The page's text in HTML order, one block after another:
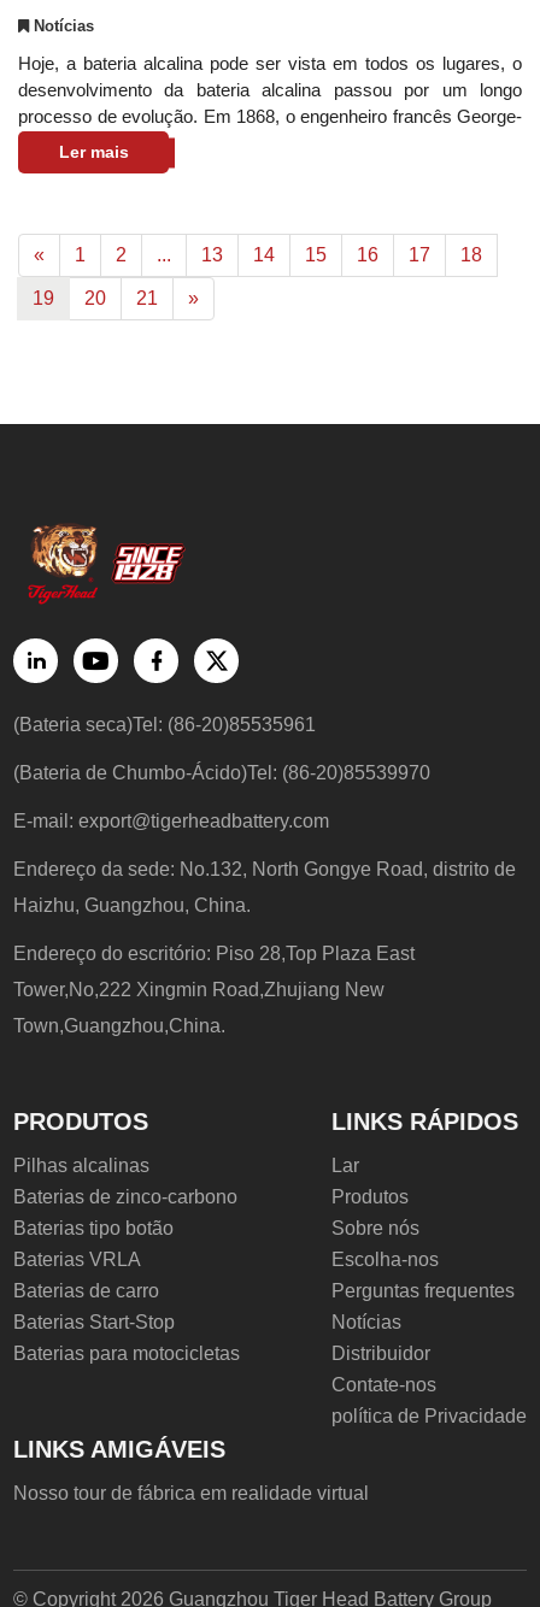
Notícias
Hoje, a bateria alcalina pode ser vista em todos os lugares, o
desenvolvimento da bateria alcalina passou por um longo
processo de evolução. Em 1868, o engenheiro francês George-
Lecland fabricou a pri
Ler mais
« 1 2 ... 13 14 15 16 17 18
19 20 21 »
(Bateria seca)Tel: (86-20)85535961
(Bateria de Chumbo-Ácido)Tel: (86-20)85539970
E-mail:export@tigerheadbattery.com
Endereço da sede: No.132, North Gongye Road, distrito de
Haizhu, Guangzhou, China.
Endereço do escritório: Piso 28,Top Plaza East
Tower,No,222 Xingmin Road,Zhujiang New
Town,Guangzhou,China.
PRODUTOS
Pilhas alcalinas
Baterias de zinco-carbono
Baterias tipo botão
Baterias VRLA
Baterias de carro
Baterias Start-Stop
Baterias para motocicletas
LINKS RÁPIDOS
Lar
Produtos
Sobre nós
Escolha-nos
Perguntas frequentes
Notícias
Distribuidor
Contate-nos
política de Privacidade
LINKS AMIGÁVEIS
Nosso tour de fábrica em realidade virtual
© Copyright 2026 Guangzhou Tiger Head Battery Group